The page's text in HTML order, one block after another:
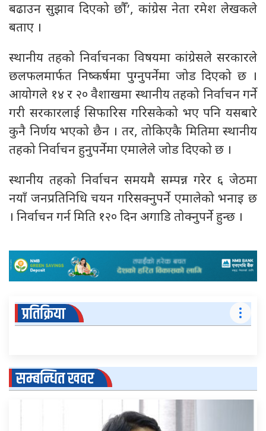
बढाउन सुझाव दिएको छौँ’, कांग्रेस नेता रमेश लेखकले
बताए ।
स्थानीय तहको निर्वाचनका विषयमा कांग्रेसले सरकारले
छलफलमार्फत निष्कर्षमा पुग्नुपर्नेमा जोड दिएको छ ।
आयोगले १४ र २० वैशाखमा स्थानीय तहको निर्वाचन गर्ने
गरी सरकारलाई सिफारिस गरिसकेको भए पनि यसबारे
कुनै निर्णय भएको छैन । तर, तोकिएकै मितिमा स्थानीय
तहको निर्वाचन हुनुपर्नेमा एमालेले जोड दिएको छ ।
स्थानीय तहको निर्वाचन समयमै सम्पन्न गरेर ६ जेठमा
नयाँ जनप्रतिनिधि चयन गरिसक्नुपर्ने एमालेको भनाइ छ
। निर्वाचन गर्न मिति १२० दिन अगाडि तोक्नुपर्ने हुन्छ ।
प्रतिक्रिया
सम्बन्धित खवर